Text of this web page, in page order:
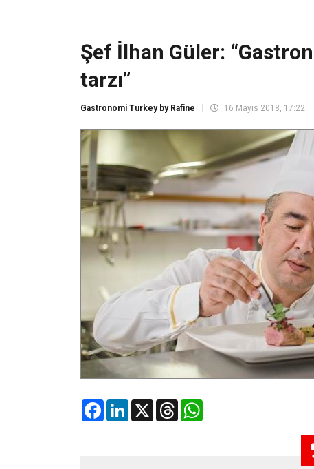
Şef İlhan Güler:
tarzı”
Gastronomi Turkey by Rafine 16 Mayıs 2018, 17:22
FacebookLinkedIn
X Threads